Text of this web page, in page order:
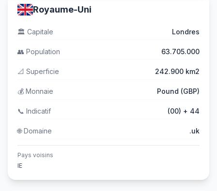
Royaume-Uni
🏛️ Capitale Londres
👥 Population 63.705.000
📐 Superficie 242.900 km2
💰 Monnaie Pound (GBP)
📞 Indicatif (00) + 44
🌐Domaine .uk
Pays voisins
IE